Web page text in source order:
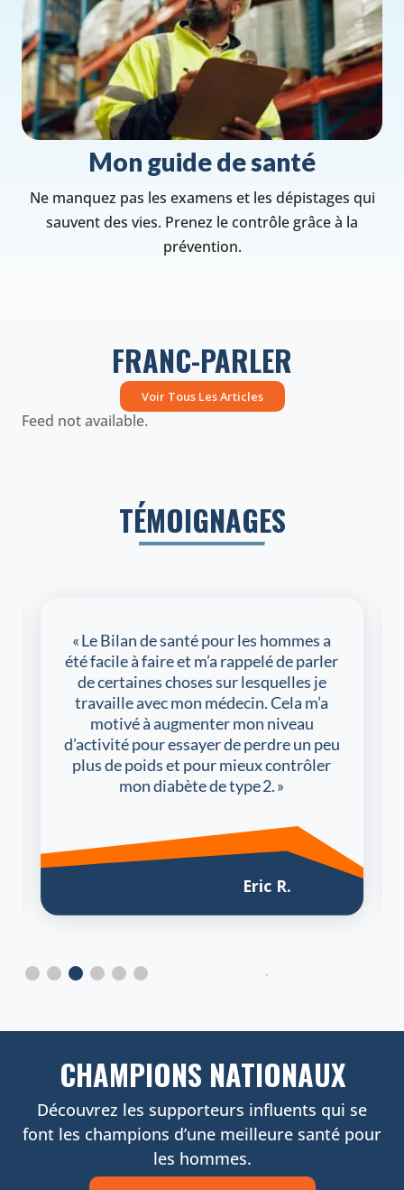
Mon guide de santé
Ne manquez pas les examens et les dépistages qui
sauvent des vies. Prenez le contrôle grâce à la
prévention.
FRANC-PARLER
Voir Tous Les Articles
Feed not available.
TÉMOIGNAGES
« Le Bilan de santé pour les hommes a
été facile à faire et m’a rappelé de parler
de certaines choses sur lesquelles je
travaille avec mon médecin. Cela m’a
motivé à augmenter mon niveau
d’activité pour essayer de perdre un peu
plus de poids et pour mieux contrôler
mon diabète de type 2. »
Eric R.
CHAMPIONS NATIONAUX
Découvrez les supporteurs influents qui se
font les champions d’une meilleure santé pour
les hommes.